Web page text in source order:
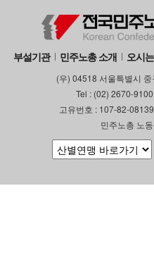
부설기관 민주노총 소개 오시
(우) 04518 서울특별시
Tel : (02) 2670-
고유번호 : 107-82-
민주노총 노